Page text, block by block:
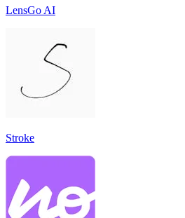
LensGo AI
Stroke